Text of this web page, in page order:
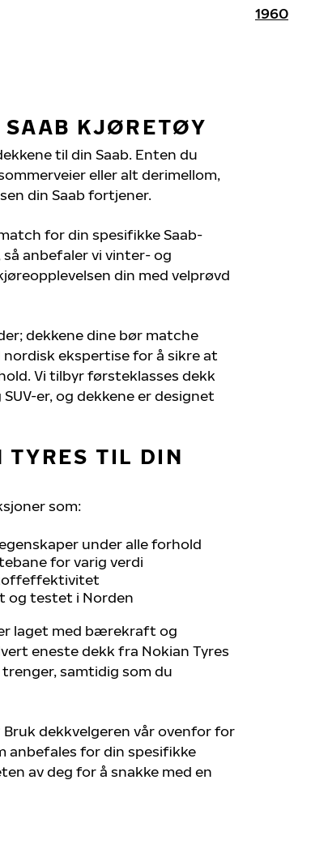
1960
SAAB KJØRETØY
til din Saab. Enten du
eller alt derimellom,
din Saab fortjener.
for din spesifikke Saab-
anbefaler vi vinter- og
din med velprøvd
dekkene dine bør matche
ekspertise for å sikre at
Vi tilbyr førsteklasses dekk
er, og dekkene er designet
TYRES TIL DIN
som:
under alle forhold
for varig verdi
og testet i Norden
laget med bærekraft og
eneste dekk fra Nokian Tyres
samtidig som du
Bruk dekkvelgeren vår ovenfor for
anbefales for din spesifikke
av deg for å snakke med en